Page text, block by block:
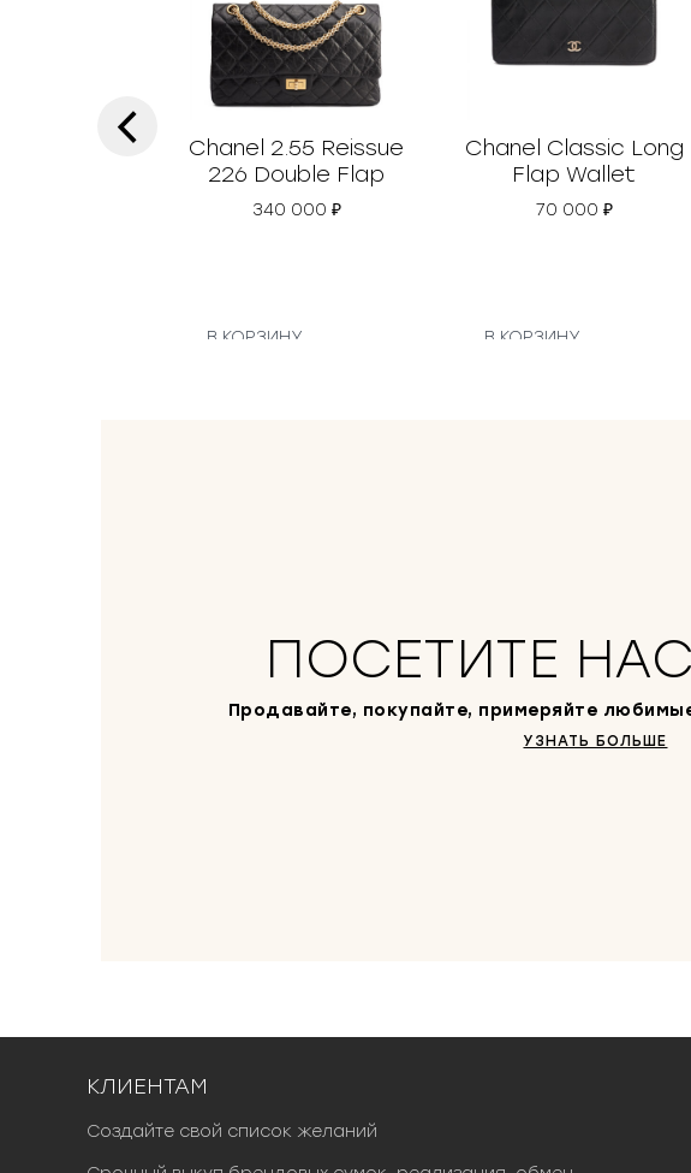
Chanel 2.55 Reissue
226 Double Flap
340 000 ₽
В КОРЗИНУ
Chanel Classic Long
Flap Wallet
70 000 ₽
В КОРЗИНУ
‹
ПОСЕТИТЕ
Продавайте, покупайте, примеряйте
УЗНАТЬ БОЛЬШЕ
КЛИЕНТАМ
Создайте свой список желаний